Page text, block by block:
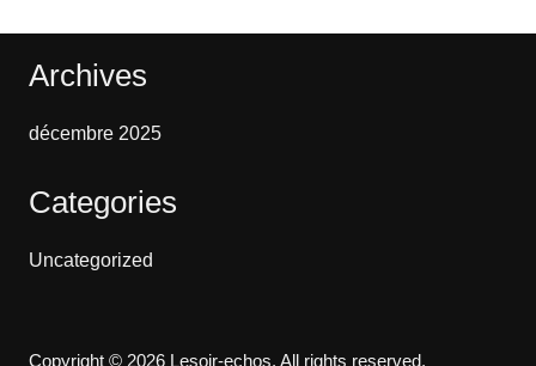
Archives
décembre 2025
Categories
Uncategorized
Copyright © 2026 Lesoir-echos. All rights reserved.